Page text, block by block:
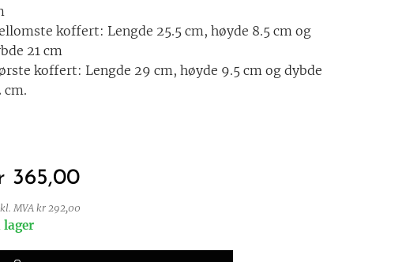
koffert: Lengde 25.5 cm, høyde 8.5 cm og
21 cm
koffert: Lengde 29 cm, høyde 9.5 cm og dybde
cm.
365,00
MVA kr 292,00
lager